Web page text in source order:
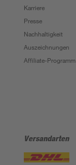
Karriere
Presse
Nachhaltigkeit
Auszeichnungen
Affiliate-Programm
Versandarten